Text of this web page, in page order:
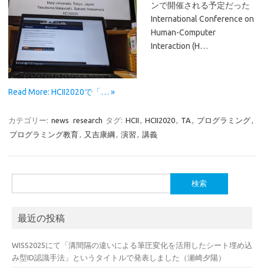
ンで開催される予定だった
International Conference on
Human-Computer
Interaction (H…
Read More: HCII2020で「… »
カテゴリー: news research タグ: HCII , HCII2020, TA , プログラミング,
プログラミング教育, 又吉康綱, 演習 , 講義
索:
最近の投稿
WISS2025にて「溝間隔の違いによる筆圧変化を活用したシート埋め込
み型ID認識手法」というタイトルで発表しました（瀬崎夕陽）